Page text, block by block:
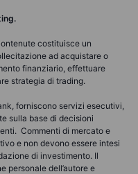
costituisce un
ad acquistare o
finanziario, effettuare
strategia di trading.
forniscono servizi esecutivi,
sulla base di decisioni
Commenti di mercato e
e non devono essere intesi
di investimento. Il
personale dell’autore e